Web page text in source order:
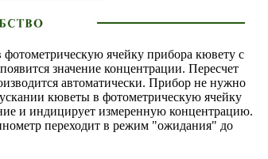
фотометрическую ячейку прибора кювету с
значение концентрации. Пересчет
автоматически. Прибор не нужно
кюветы в фотометрическую ячейку
и индицирует измеренную концентрацию.
переходит в режим "ожидания" до